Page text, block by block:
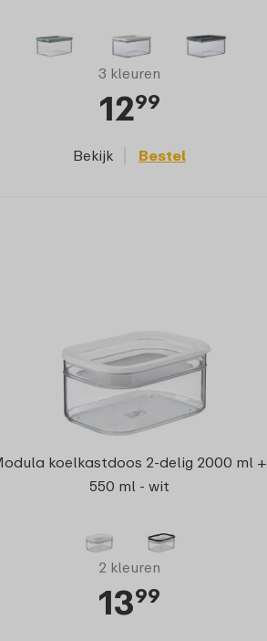
3 kleuren
1299
Bekijk Bestel
koelkastdoos 2-delig 2000 ml +
550 ml - wit
2 kleuren
1399